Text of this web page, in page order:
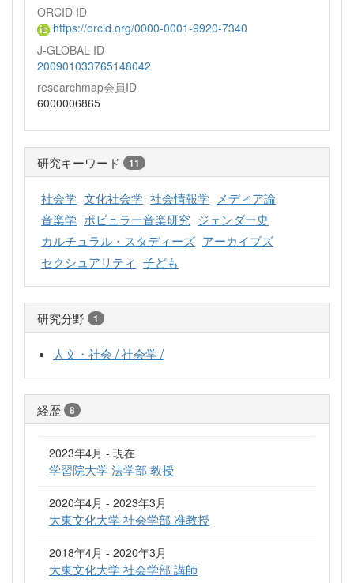
ORCID ID
https://orcid.org/0000-0001-9920-7340
J-GLOBAL ID
200901033765148042
researchmap会員ID
6000006865
研究キーワード 11
社会学 文化社会学 社会情報学 メディア論
音楽学 ポピュラー音楽研究 ジェンダー史
カルチュラル・スタディーズ アーカイブズ
セクシュアリティ 子ども
研究分野 1
人文・社会 / 社会学 /
経歴 8
2023年4月 - 現在
学習院大学 法学部 教授
2020年4月 - 2023年3月
大東文化大学 社会学部 准教授
2018年4月 - 2020年3月
大東文化大学 社会学部 講師